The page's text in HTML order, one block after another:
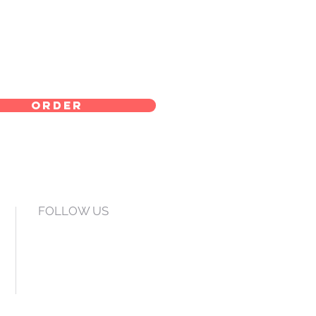
order
FOLLOW US